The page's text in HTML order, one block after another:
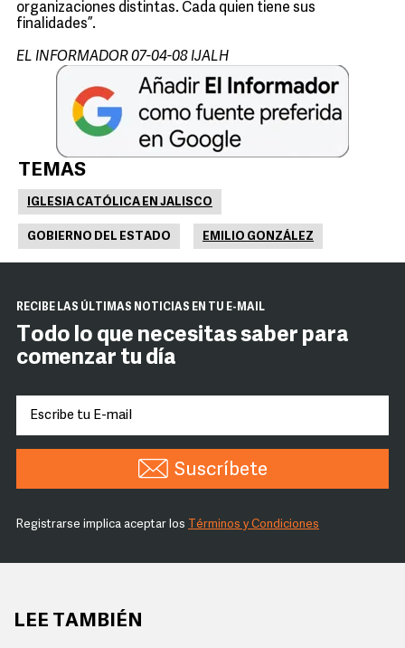
organizaciones distintas. Cada quien tiene sus
finalidades”.
EL INFORMADOR 07-04-08 IJALH
TEMAS
IGLESIA CATÓLICA EN JALISCO
GOBIERNO DEL ESTADO EMILIO GONZÁLEZ
RECIBE LAS ÚLTIMAS NOTICIAS EN TU E-MAIL
Todo lo que necesitas saber para
comenzar tu día
Suscríbete
Registrarse implica aceptar los Términos y Condiciones
LEE TAMBIÉN